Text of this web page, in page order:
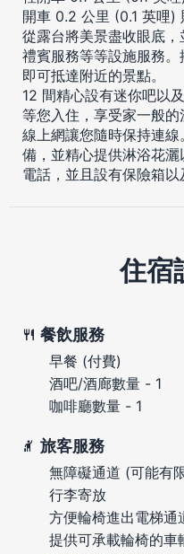
開車 0.2 公里 (0.1 英哩)
從露台將美景盡收眼底
禮賓服務等等設施服務
即可抵達附近的景點。
12 間精心設有迷你吧以
等您入住，享受家一般
線上網讓您隨時保持連
備，並精心提供淋浴花
電話，並且設有保險箱以
住宿
餐飲服務
早餐 (付費)
酒吧/酒廊數量 - 1
咖啡廳數量 - 1
旅客服務
無障礙通道 (可能有
行李寄放
方便輪椅進出電梯通
提供可承載輪椅的車